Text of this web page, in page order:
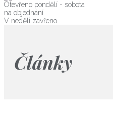
Otevřeno pondělí - sobota
na objednání
V neděli zavřeno
Články